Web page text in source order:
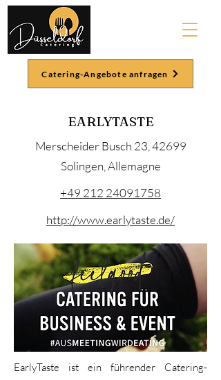
Catering-Angebote anfragen
EARLYTASTE
Merscheider Busch 23, 42699
Solingen, Allemagne
+49 212 24091758
http://www.earlytaste.de/
EarlyTaste ist ein führender Catering-